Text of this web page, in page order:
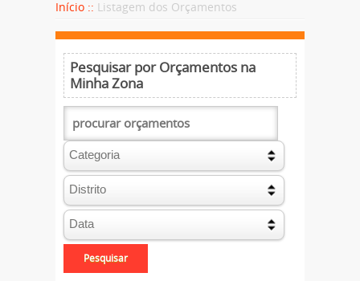
Início :: Listagem dos Orçamentos
Pesquisar por Orçamentos na
Minha Zona